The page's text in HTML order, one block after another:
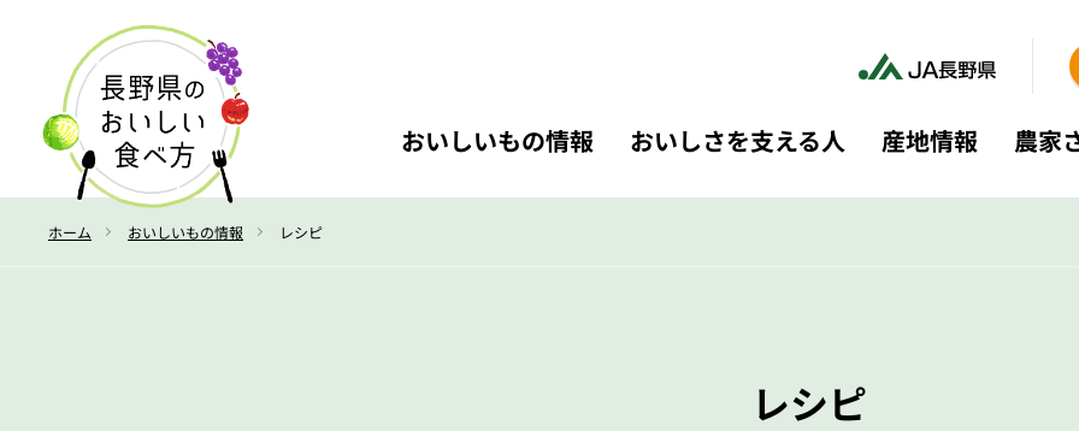
おいしいもの情報 おいしさを支える人 産地情報 農家
ホーム おいしいもの情報 レシピ
レシピ